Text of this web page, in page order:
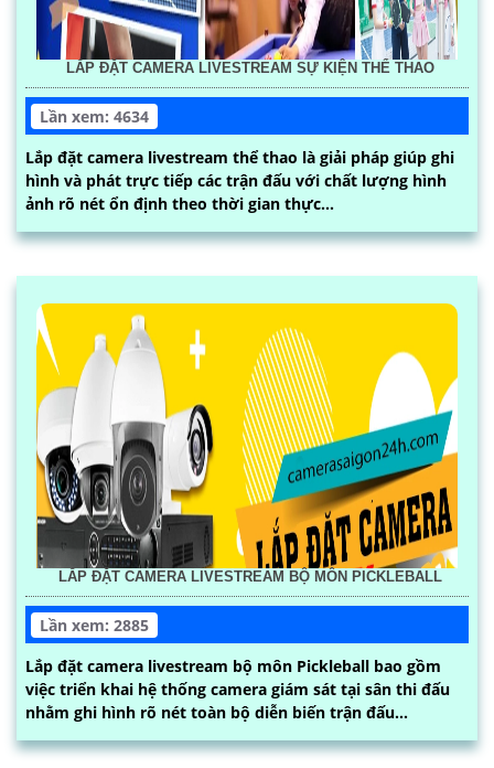
LẮP ĐẶT CAMERA LIVESTREAM SỰ KIỆN THỂ THAO
Lần xem: 4634
Lắp đặt camera livestream thể thao là giải pháp giúp ghi
hình và phát trực tiếp các trận đấu với chất lượng hình
ảnh rõ nét ổn định theo thời gian thực...
LẮP ĐẶT CAMERA LIVESTREAM BỘ MÔN PICKLEBALL
Lần xem: 2885
Lắp đặt camera livestream bộ môn Pickleball bao gồm
việc triển khai hệ thống camera giám sát tại sân thi đấu
nhằm ghi hình rõ nét toàn bộ diễn biến trận đấu...